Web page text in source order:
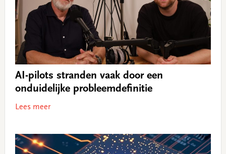
AI-pilots stranden vaak door een
onduidelijke probleemdefinitie
Lees meer